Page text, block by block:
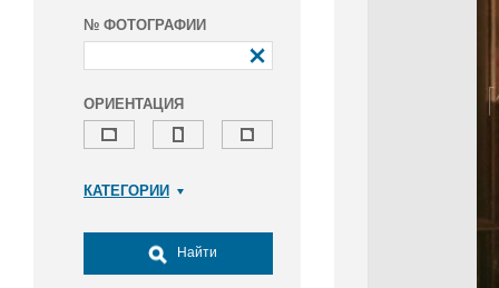
№ ФОТОГРАФИИ
ОРИЕНТАЦИЯ
КАТЕГОРИИ
Досуг, туризм и отдых
Культура
Найти